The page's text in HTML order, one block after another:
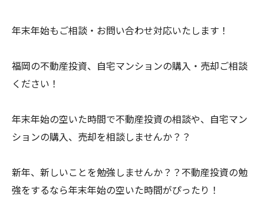
年末年始もご相談・お問い合わせ対応いたします！
福岡の不動産投資、自宅マンションの購入・売却ご相談
ください！
年末年始の空いた時間で不動産投資の相談や、自宅マン
ションの購入、売却を相談しませんか？？
新年、新しいことを勉強しませんか？？不動産投資の勉
強をするなら年末年始の空いた時間がぴったり！